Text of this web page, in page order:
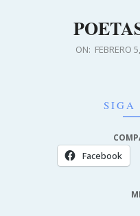
ON: FEBRERO
SIGA
Facebook